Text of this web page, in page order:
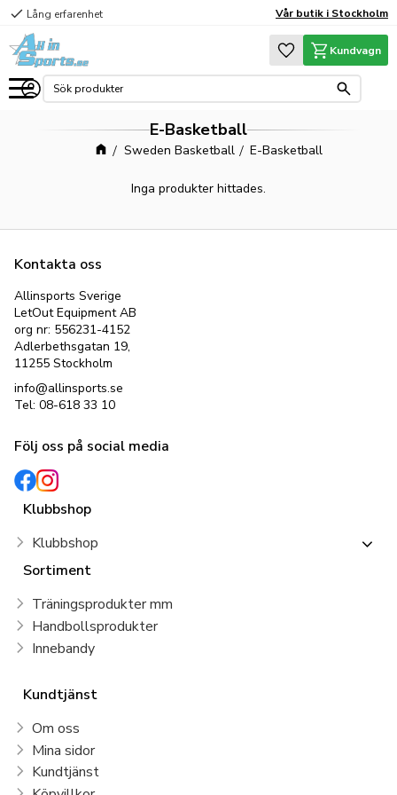
Meny
check Lång erfarenhet Vår butik i Stockholm
Favoriter
Kundvagn
E-Basketball
Sweden Basketball E-Basketball
Inga produkter hittades.
Kontakta oss
Allinsports Sverige
LetOut Equipment AB
org nr: 556231-4152
Adlerbethsgatan 19,
11255 Stockholm
info@allinsports.se
Tel: 08-618 33 10
Följ oss på social media
Klubbshop
Klubbshop
Sortiment
Träningsprodukter mm
Handbollsprodukter
Innebandy
Kundtjänst
Om oss
Mina sidor
Kundtjänst